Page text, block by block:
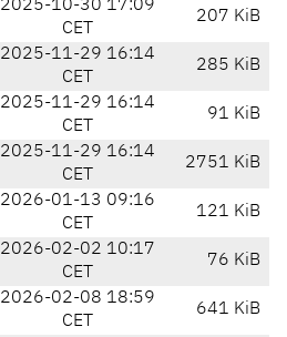
2025-10-30 17:09
CET
207 KiB
2025-11-29 16:14
CET
285 KiB
2025-11-29 16:14
CET
91 KiB
2025-11-29 16:14
CET
2751 KiB
2026-01-13 09:16
CET
121 KiB
2026-02-02 10:17
CET
76 KiB
2026-02-08 18:59
CET
641 KiB